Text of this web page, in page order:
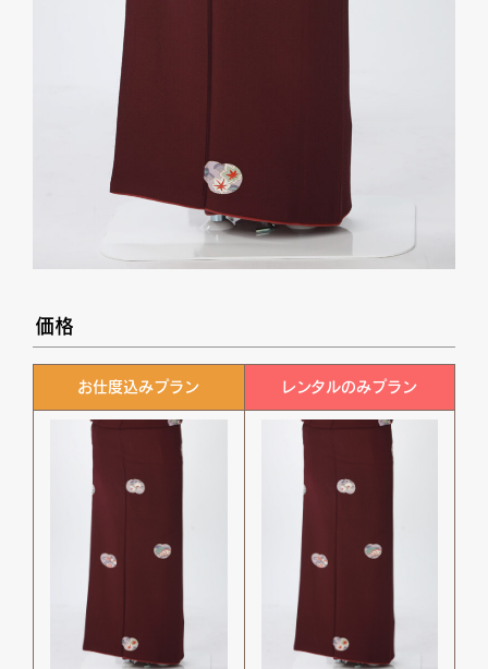
価格
お仕度込みプラン レンタルのみプラン